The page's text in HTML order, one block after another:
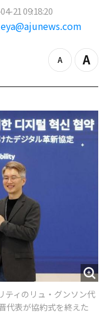
21 09:18:20
z
o
o
u
t
Z
o
i
n
ティのリュ・グンソン代
代表が協約式を終えた